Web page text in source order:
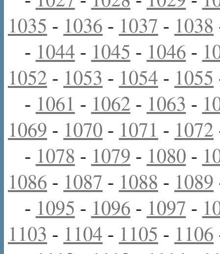
1035 - 1036 - 1037 - 1038
- 1044 - 1045 - 1046 -
1052 - 1053 - 1054 - 1055
- 1061 - 1062 - 1063 -
1069 - 1070 - 1071 - 1072
- 1078 - 1079 - 1080 -
1086 - 1087 - 1088 - 1089
- 1095 - 1096 - 1097 -
1103 - 1104 - 1105 - 1106